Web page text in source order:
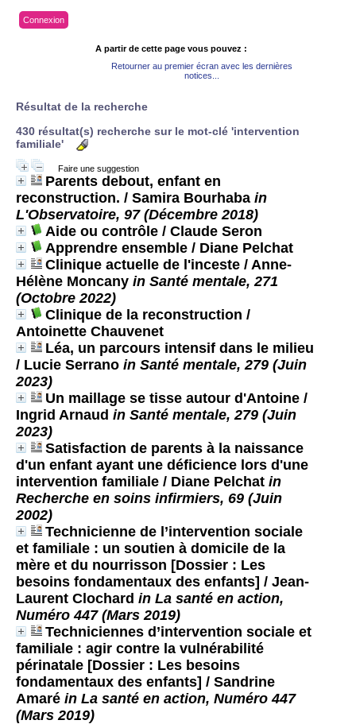
Connexion
A partir de cette page vous pouvez :
Retourner au premier écran avec les dernières
notices...
Résultat de la recherche
430 résultat(s) recherche sur le mot-clé 'intervention
familiale'
Faire une suggestion
Parents debout, enfant en
reconstruction. / Samira Bourhaba in
L'Observatoire, 97 (Décembre 2018)
Aide ou contrôle / Claude Seron
Apprendre ensemble / Diane Pelchat
Clinique actuelle de l'inceste / Anne-
Hélène Moncany in Santé mentale, 271
(Octobre 2022)
Clinique de la reconstruction /
Antoinette Chauvenet
Léa, un parcours intensif dans le milieu
/ Lucie Serrano in Santé mentale, 279 (Juin
2023)
Un maillage se tisse autour d'Antoine /
Ingrid Arnaud in Santé mentale, 279 (Juin
2023)
Satisfaction de parents à la naissance
d'un enfant ayant une déficience lors d'une
intervention familiale / Diane Pelchat in
Recherche en soins infirmiers, 69 (Juin
2002)
Technicienne de l’intervention sociale
et familiale : un soutien à domicile de la
mère et du nourrisson [Dossier : Les
besoins fondamentaux des enfants] / Jean-
Laurent Clochard in La santé en action,
Numéro 447 (Mars 2019)
Techniciennes d’intervention sociale et
familiale : agir contre la vulnérabilité
périnatale [Dossier : Les besoins
fondamentaux des enfants] / Sandrine
Amaré in La santé en action, Numéro 447
(Mars 2019)